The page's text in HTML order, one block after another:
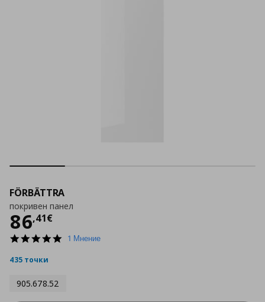
FÖRBÄTTRA
покривен панел
86,41€
Цена
5.01 Мнение
435 точки
905.678.52